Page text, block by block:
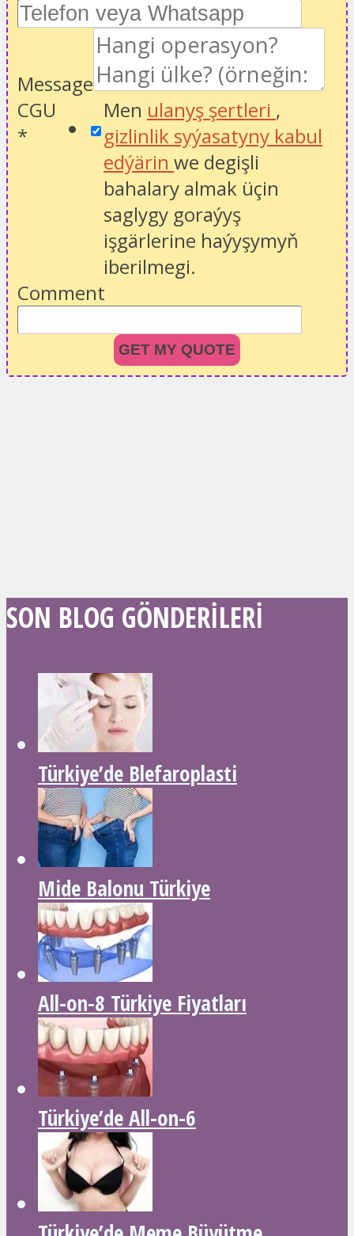
Message
CGU
*
Men ulanyş şertleri ,
gizlinlik syýasatyny kabul
edýärin we degişli
bahalary almak üçin
saglygy goraýyş
işgärlerine haýyşymyň
iberilmegi.
Comment
GET MY QUOTE
SON BLOG GÖNDERILERI
Türkiye’de Blefaroplasti
Mide Balonu Türkiye
All-on-8 Türkiye Fiyatları
Türkiye’de All-on-6